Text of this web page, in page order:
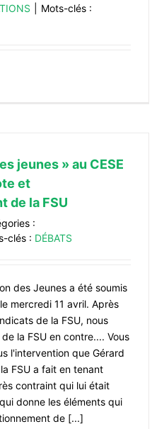
Mots-clés :
jeunes » au CESE
et
de la FSU
:
clés : DÉBATS
des Jeunes a été soumis
mercredi 11 avril. Après
de la FSU, nous
la FSU en contre.... Vous
l'intervention que Gérard
FSU a fait en tenant
contraint qui lui était
donne les éléments qui
de [...]